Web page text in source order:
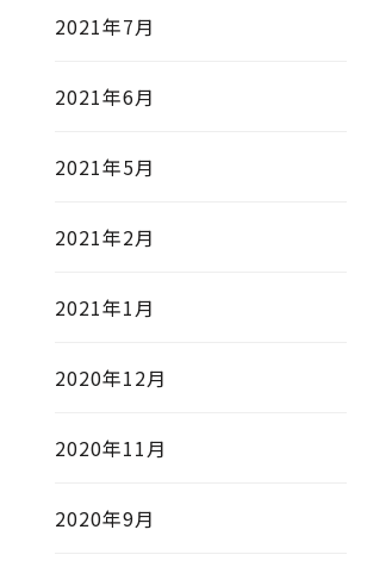
2021年7月
2021年6月
2021年5月
2021年2月
2021年1月
2020年12月
2020年11月
2020年9月